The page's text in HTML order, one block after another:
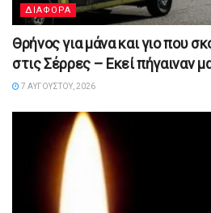
ΔΙΑΦΟΡΑ
Θρήνος για μάνα και γιο που
στις Σέρρες – Εκεί πήγαιναν
7 ΑΥΓΟΎΣΤΟΥ, 2026